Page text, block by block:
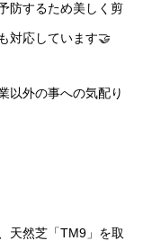
防するため美しく剪
対応しています🤝
以外の事への気配り
天然芝「TM9」を取